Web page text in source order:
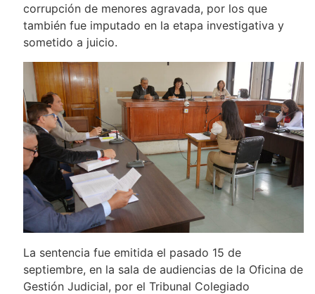
corrupción de menores agravada, por los que
también fue imputado en la etapa investigativa y
sometido a juicio.
La sentencia fue emitida el pasado 15 de
septiembre, en la sala de audiencias de la Oficina de
Gestión Judicial, por el Tribunal Colegiado